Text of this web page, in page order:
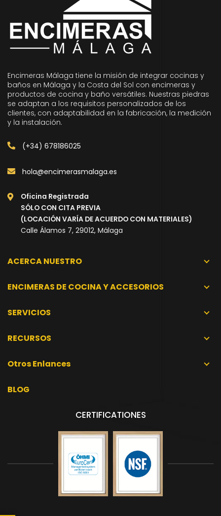
Encimeras Málaga tiene la misión de integrar cocinas y
baños en Málaga y la Costa del Sol con encimeras y
productos de cocina y baño versátiles. Nuestras piedras
se adaptan a los requisitos personalizados de los
clientes, con adaptabilidad en la fabricación, la medición
y la instalación.
(+34) 678186025
hola@encimerasmalaga.es
Oficina Registrada
SÓLO CON CITA PREVIA
(LOCACIÓN VARÍA DE ACUERDO CON MATERIALES)
Calle Álamos 7, 29012, Málaga
ACERCA NUESTRO
ENCIMERAS DE COCINA Y ACCESORIOS
SERVICIOS
RECURSOS
Otros Enlances
BLOG
CERTIFICATIONES